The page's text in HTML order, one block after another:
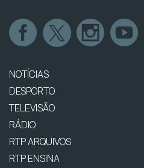
NOTÍCIAS
DESPORTO
TELEVISÃO
RÁDIO
RTP ARQUIVOS
RTP ENSINA